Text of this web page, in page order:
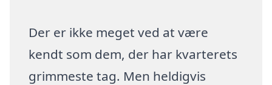
Der er ikke meget ved at være
kendt som dem, der har kvarterets
grimmeste tag. Men heldigvis